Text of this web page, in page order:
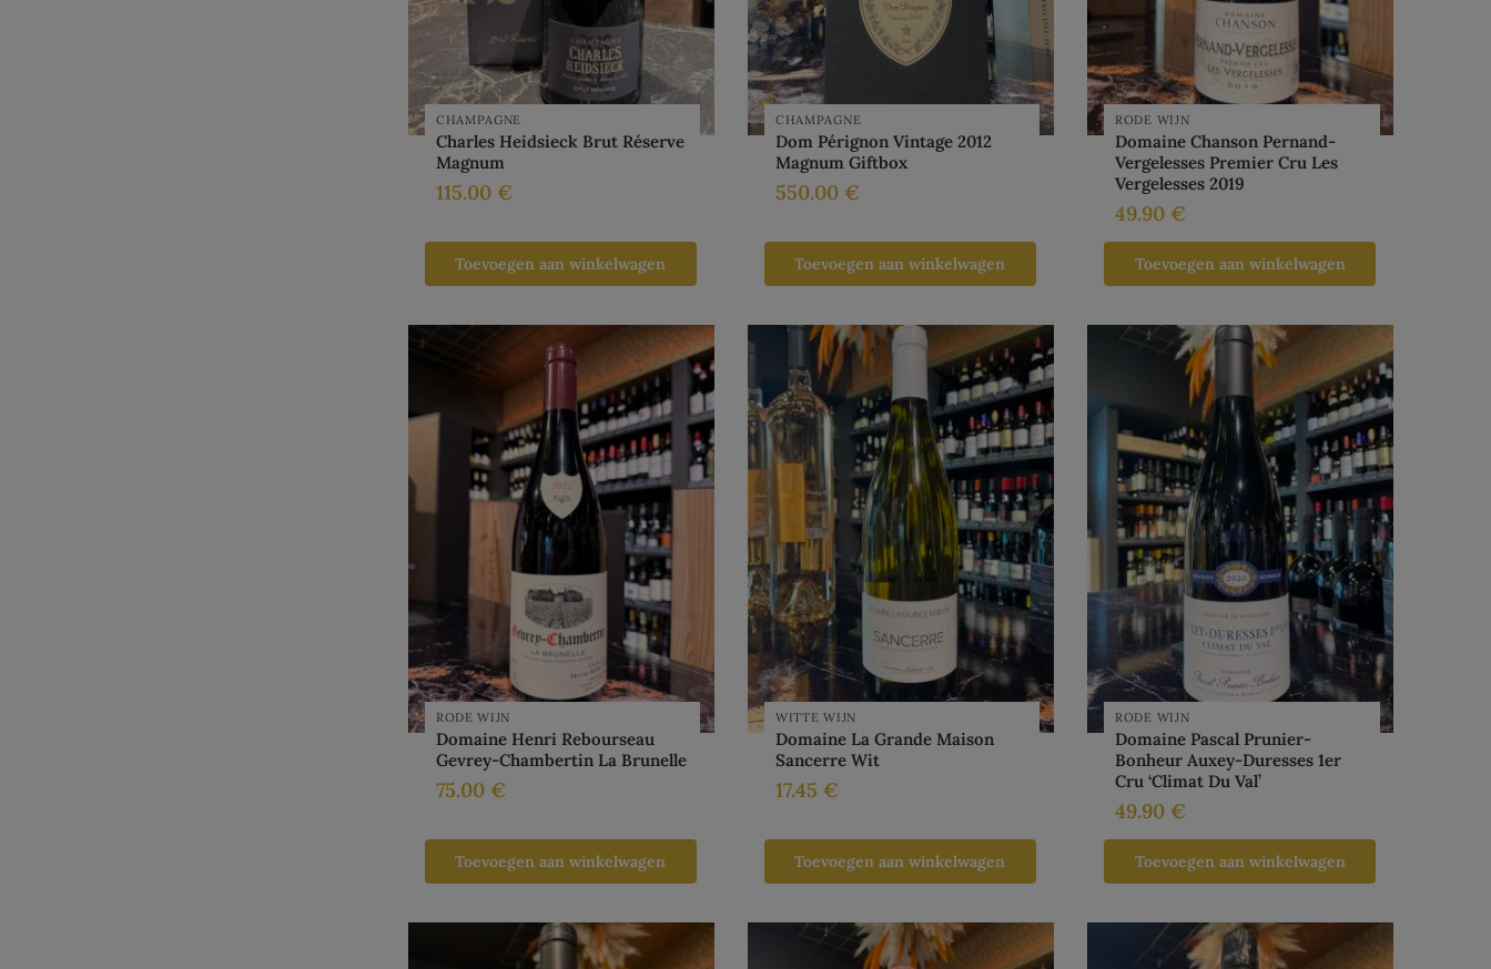
CHAMPAGNE
Charles Heidsieck Brut Réserve
Magnum
115.00 €
Toevoegen aan winkelwagen
CHAMPAGNE
Dom Pérignon Vintage 2012
Magnum Giftbox
550.00 €
Toevoegen aan winkelwagen
RODE WIJN
Domaine Chanson Pernand-
Vergelesses Premier Cru Les
Vergelesses 2019
49.90 €
Toevoegen aan winkelwagen
RODE WIJN
Domaine Henri Rebourseau
Gevrey-Chambertin La Brunelle
75.00 €
Toevoegen aan winkelwagen
WITTE WIJN
Domaine La Grande Maison
Sancerre Wit
17.45 €
Toevoegen aan winkelwagen
RODE WIJN
Domaine Pascal Prunier-
Bonheur Auxey-Duresses 1er
Cru ‘Climat Du Val’
49.90 €
Toevoegen aan winkelwagen